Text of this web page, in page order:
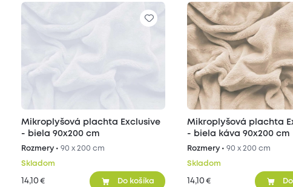
Mikroplyšová plachta Exclusive
- biela 90x200 cm
Rozmery •90 x 200 cm
Skladom
14,10 € Do košíka
Mikroplyšová plachta
- biela káva 90x200 cm
Rozmery • 90 x 200 cm
Skladom
14,10 €